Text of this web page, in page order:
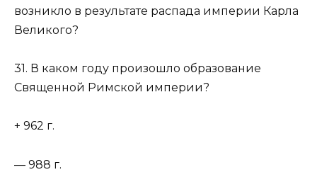
возникло в результате распада империи Карла
Великого?
31. В каком году произошло образование
Священной Римской империи?
+ 962 г.
— 988 г.